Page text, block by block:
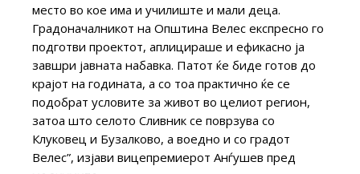
место во кое има и училиште и мали деца.
Градоначалникот на Општина Велес експресно го
подготви проектот, аплицираше и ефикасно ја
завшри јавната набавка. Патот ќе биде готов до
крајот на годината, а со тоа практично ќе се
подобрат условите за живот во целиот регион,
затоа што селото Сливник се поврзува со
Клуковец и Бузалково, а воедно и со градот
Велес”, изјави вицепремиерот Анѓушев пред